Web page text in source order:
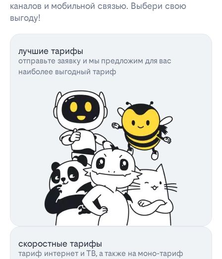
каналов и мобильной связью. Выбери свою
выгоду!
лучшие тарифы
отправьте заявку и мы предложим для вас
наиболее выгодный тариф
скоростные тарифы
тариф интернет и ТВ, а также на моно-тариф